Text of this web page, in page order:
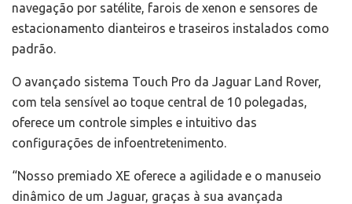
navegação por satélite, farois de xenon e sensores de
estacionamento dianteiros e traseiros instalados como
padrão.
O avançado sistema Touch Pro da Jaguar Land Rover,
com tela sensível ao toque central de 10 polegadas,
oferece um controle simples e intuitivo das
configurações de infoentretenimento.
“Nosso premiado XE oferece a agilidade e o manuseio
dinâmico de um Jaguar, graças à sua avançada